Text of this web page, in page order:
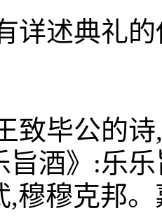
述典礼的
。
毕公的诗,
旨酒》:乐
,穆穆克